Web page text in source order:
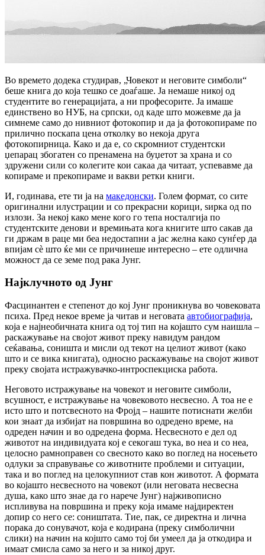
Во времето додека студирав, „Човекот и неговите симболи“
беше книга до која тешко се доаѓаше. Ја немаше никој од
студентите во генерацијата, а ни професорите. Ја имаше
единствено во НУБ, на српски, од каде што можевме да ја
симнеме само до нивниот фотокопир и да ја фотокопираме по
прилично поскапа цена отколку во некоја друга
фотокопирница. Како и да е, со скромниот студентски
џепарац збогатен со пренамена на буџетот за храна и со
здружени сили со колегите кои сакаа да читаат, успевавме да
копираме и прекопираме и вакви ретки книги.
И, годинава, ете ти ја на македонски. Голем формат, со сите
оригинални илустрации и со прекрасни корици, ѕирка од по
излози. За некој како мене кого го тепа носталгија по
студентските денови и времињата кога книгите што сакав да
ги држам в раце ми беа недостапни а јас желна како сунѓер да
впијам сè што ќе ми се причинеше интересно – ете одлична
можност да се земе под рака Јунг.
Најклучното од Јунг
Фасцинантен е степенот до кој Јунг проникнува во човековата
психа. Пред некое време ја читав и неговата автобиографија,
која е најнеобичната книга од тој тип на којашто сум наишла –
раскажување на својот живот преку навидум рандом
сеќавања, соништа и мисли од текот на целиот живот (како
што и се вика книгата), односно раскажување на својот живот
преку својата истражувачко-интроспекциска работа.
Неговото истражување на човекот и неговите симболи,
всушност, е истражување на човековото несвесно. А тоа не е
исто што и потсвесното на Фројд – нашите потиснати желби
кои знаат да избијат на површина во одредено време, на
одреден начин и во одредена форма. Несвесното е дел од
животот на индивидуата кој е секогаш тука, во неа и со неа,
целосно рамноправен со свесното како во поглед на носењето
одлуки за справување со животните проблеми и ситуации,
така и во поглед на целокупниот став кон животот. А формата
во којашто несвесното на човекот (или неговата несвесна
душа, како што знае да го нарече Јунг) најживописно
испливува на површина и преку која имаме најдиректен
допир со него се: соништата. Тие, пак, се директна и лична
порака до сонувачот, која е кодирана (преку симболични
слики) на начин на којшто само тој би умеел да ја откодира и
имаат смисла само за него и за никој друг.